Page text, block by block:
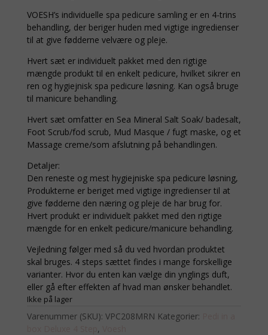
VOESH’s individuelle spa pedicure samling er en 4-trins
behandling, der beriger huden med vigtige ingredienser
til at give fødderne velvære og pleje.
Hvert sæt er individuelt pakket med den rigtige
mængde produkt til en enkelt pedicure, hvilket sikrer en
ren og hygiejnisk spa pedicure løsning. Kan også bruge
til manicure behandling.
Hvert sæt omfatter en Sea Mineral Salt Soak/ badesalt,
Foot Scrub/fod scrub, Mud Masque / fugt maske, og et
Massage creme/som afslutning på behandlingen.
Detaljer:
Den reneste og mest hygiejniske spa pedicure løsning,
Produkterne er beriget med vigtige ingredienser til at
give fødderne den næring og pleje de har brug for.
Hvert produkt er individuelt pakket med den rigtige
mængde for en enkelt pedicure/manicure behandling.
Vejledning følger med så du ved hvordan produktet
skal bruges. 4 steps sættet findes i mange forskellige
varianter. Hvor du enten kan vælge din ynglings duft,
eller gå efter effekten af hvad man ønsker behandlet.
Ikke på lager
Varenummer (SKU): VPC208MRN Kategorier:
,